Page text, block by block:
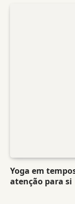
Yoga em
atenção para si